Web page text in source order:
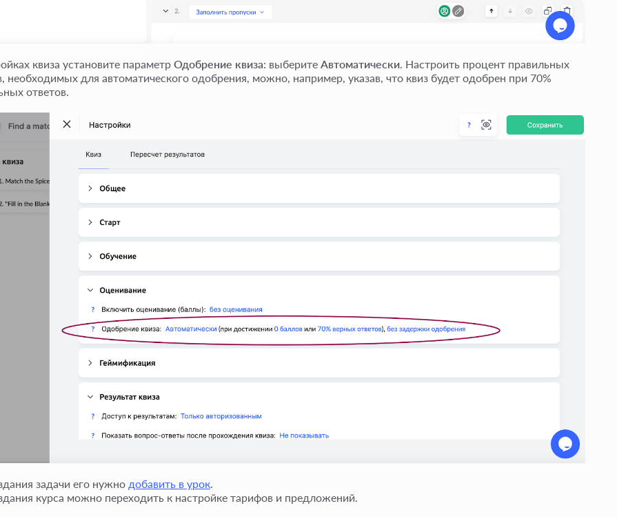
квиза установите параметр Одобрение квиза: выберите Автоматически. Настроить процент правильных
необходимых для автоматического одобрения, можно, например, указав, что квиз будет одобрен при 70%
ответов.
задачи его нужно добавить в урок.
курса можно переходить к настройке тарифов и предложений.